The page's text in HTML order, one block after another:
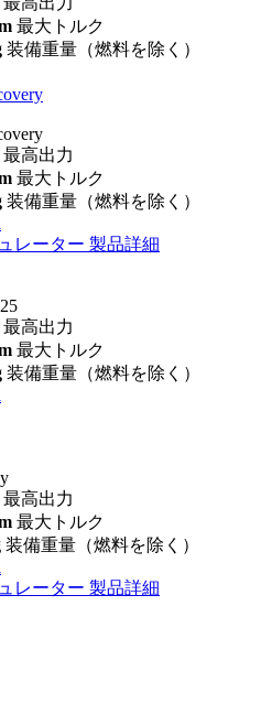
最大トルク
装備重量（燃料を除く）
最高出力
最大トルク
装備重量（燃料を除く）
レーター 製品詳細
最高出力
最大トルク
装備重量（燃料を除く）
最高出力
最大トルク
装備重量（燃料を除く）
レーター 製品詳細